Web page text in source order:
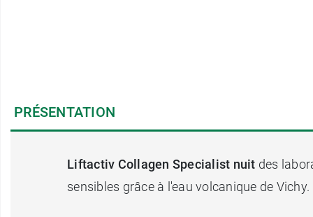
PRÉSENTATION
Liftactiv Collagen Specialist nuit des
sensibles grâce à l'eau volcanique de Vichy.